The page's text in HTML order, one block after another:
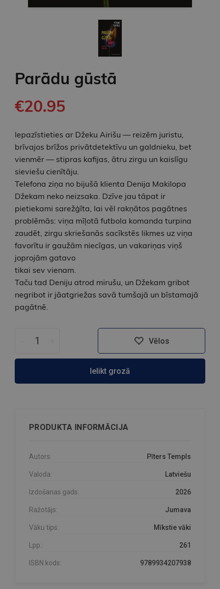
Parādu gūstā
€20.95
Iepazīstieties ar Džeku Airišu — reizēm juristu,
brīvajos brīžos privātdetektīvu un galdnieku, bet
vienmēr — stipras kafijas, ātru zirgu un kaislīgu
sieviešu cienītāju.
Telefona ziņa no bijušā klienta Denija Makilopa
Džekam neko neizsaka. Dzīve jau tāpat ir
pietiekami sarežģīta, lai vēl rakņātos pagātnes
problēmās: viņa mīļotā futbola komanda turpina
zaudēt, zirgu skriešanās sacīkstēs likmes uz viņa
favorītu ir gaužām niecīgas, un vakariņas viņš
joprojām gatavo
tikai sev vienam.
Taču tad Deniju atrod mirušu, un Džekam gribot
negribot ir jāatgriežas savā tumšajā un bīstamajā
pagātnē.
Vēlos
Ielikt grozā
PRODUKTA INFORMĀCIJA
Autors: Pīters Templs
Valoda: Latviešu
Izdošanas gads: 2026
Ražotājs: Jumava
Vāku tips: Mīkstie vāki
Lpp.: 261
ISBN kods: 9789934207938